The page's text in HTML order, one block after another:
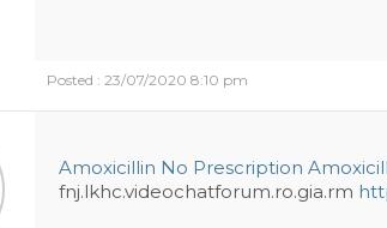
Posted : 23/07/2020 8:10 pm
Amoxicillin No Prescription
fnj.lkhc.videochatforum.ro.gia.rm